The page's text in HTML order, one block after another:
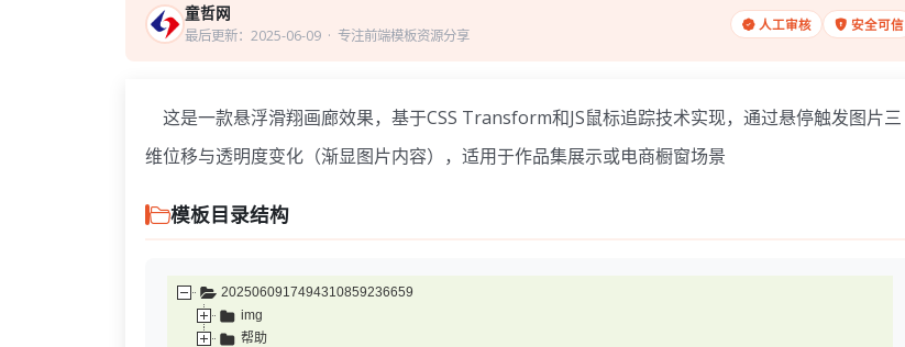
童哲网
最后更新：2025-06-09· 专注前端模板资源分享
人工审核 安全可信
这是一款悬浮滑翔画廊效果，基于CSS Transform和JS鼠标追踪技术实现，通过悬停触发图片三
维位移与透明度变化（渐显图片内容），适用于作品集展示或电商橱窗场景
模板目录结构
2025060917494310859236659
img
帮助